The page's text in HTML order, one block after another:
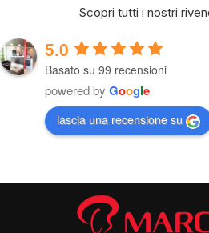
Scopri tutti i nostri
5.0
Basato su 99 recensioni
powered by Google
lascia una recensione su